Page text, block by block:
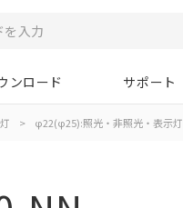
ンロード サポート
> φ22(φ25):照光・非照光・表示灯